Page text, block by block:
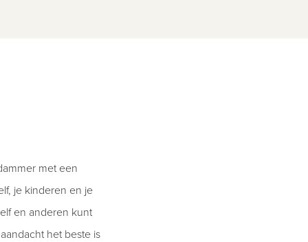
met een
je kinderen en je
en anderen kunt
het beste is